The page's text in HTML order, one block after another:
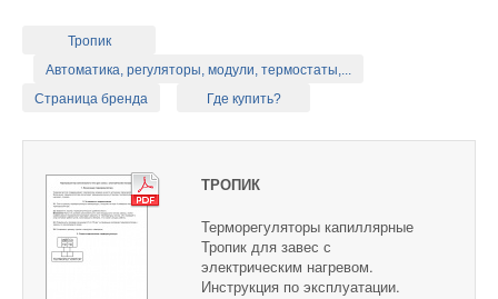
Тропик
Автоматика, регуляторы, модули, термостаты,...
Страница бренда
Где купить?
ТРОПИК
Терморегуляторы капиллярные
Тропик для завес с
электрическим нагревом.
Инструкция по эксплуатации.